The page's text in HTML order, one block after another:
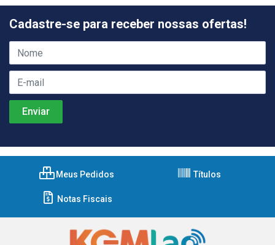
Cadastre-se para receber nossas ofertas!
Meus Pedidos Títulos
Notas Fiscais